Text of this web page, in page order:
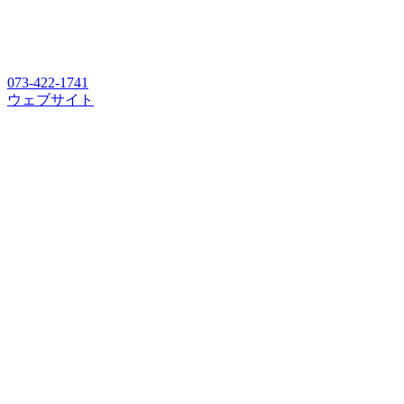
073-422-1741
ウェブサイト